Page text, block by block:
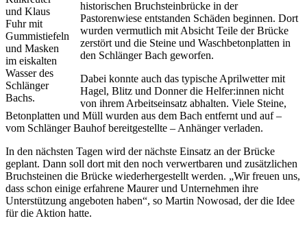
und Klaus
Fuhr mit
Gummistiefeln
und Masken
im eiskalten
Wasser des
Schlänger
Bachs.
historischen Bruchsteinbrücke in der
Pastorenwiese entstanden Schäden beginnen. Dort
wurden vermutlich mit Absicht Teile der Brücke
zerstört und die Steine und Waschbetonplatten in
den Schlänger Bach geworfen.
Dabei konnte auch das typische Aprilwetter mit
Hagel, Blitz und Donner die Helfer:innen nicht
von ihrem Arbeitseinsatz abhalten. Viele Steine,
Betonplatten und Müll wurden aus dem Bach entfernt und auf –
vom Schlänger Bauhof bereitgestellte – Anhänger verladen.
In den nächsten Tagen wird der nächste Einsatz an der Brücke
geplant. Dann soll dort mit den noch verwertbaren und zusätzlichen
Bruchsteinen die Brücke wiederhergestellt werden. „Wir freuen uns,
dass schon einige erfahrene Maurer und Unternehmen ihre
Unterstützung angeboten haben“, so Martin Nowosad, der die Idee
für die Aktion hatte.